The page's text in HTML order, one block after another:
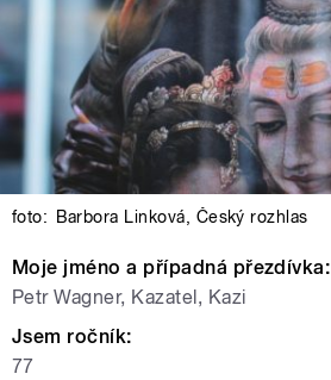
foto: Barbora Linková, Český rozhlas
Moje jméno a případná přezdívka:
Petr Wagner, Kazatel, Kazi
Jsem ročník:
77